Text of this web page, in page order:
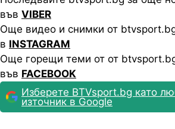
във VIBER
Още видео и снимки от
в INSTAGRAM
Още горещи теми от от
във FACEBOOK
Изберете BTVsport.bg като
източник в Google